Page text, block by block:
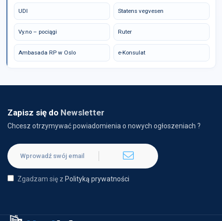
UDI Statens vegvesen
Vy.no – pociągi Ruter
Ambasada RP w Oslo e-Konsulat
Zapisz się do Newsletter
Chcesz otrzymywać powiadomienia o nowych ogłoszeniach ?
Zgadzam się z Polityką prywatności